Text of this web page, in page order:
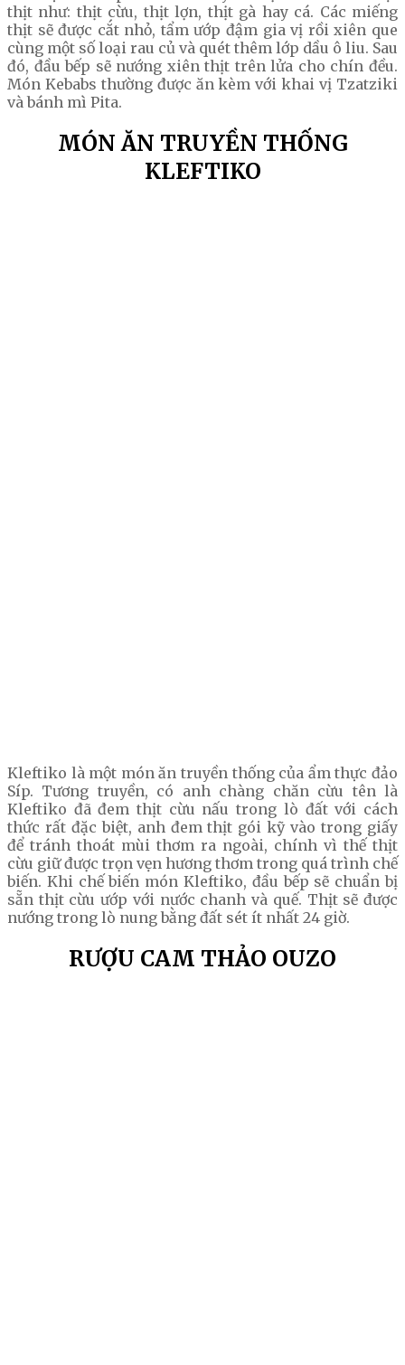
thịt như: thịt cừu, thịt lợn, thịt gà hay cá. Các miếng
thịt sẽ được cắt nhỏ, tẩm ướp đậm gia vị rồi xiên que
cùng một số loại rau củ và quét thêm lớp dầu ô liu. Sau
đó, đầu bếp sẽ nướng xiên thịt trên lửa cho chín đều.
Món Kebabs thường được ăn kèm với khai vị Tzatziki
và bánh mì Pita.
MÓN ĂN TRUYỀN THỐNG
KLEFTIKO
Kleftiko là một món ăn truyền thống của ẩm thực đảo
Síp. Tương truyền, có anh chàng chăn cừu tên là
Kleftiko đã đem thịt cừu nấu trong lò đất với cách
thức rất đặc biệt, anh đem thịt gói kỹ vào trong giấy
để tránh thoát mùi thơm ra ngoài, chính vì thế thịt
cừu giữ được trọn vẹn hương thơm trong quá trình chế
biến. Khi chế biến món Kleftiko, đầu bếp sẽ chuẩn bị
sẵn thịt cừu ướp với nước chanh và quế. Thịt sẽ được
nướng trong lò nung bằng đất sét ít nhất 24 giờ.
RƯỢU CAM THẢO OUZO